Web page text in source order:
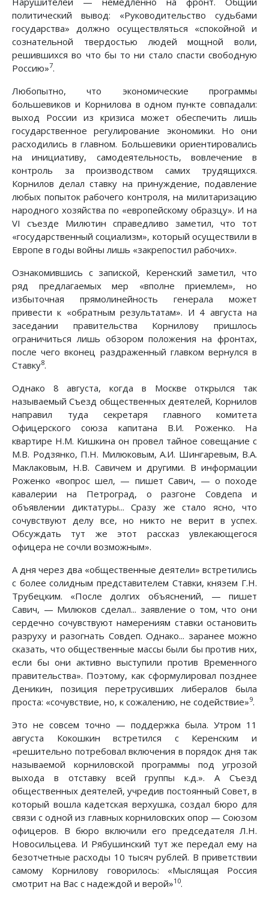
политический вывод: «Руководительство судьбами
государства» должно осуществляться «спокойной и
сознательной твердостью людей мощной воли,
решившихся во что бы то ни стало спасти свободную
Россию»7.
Любопытно, что экономические программы
большевиков и Корнилова в одном пункте совпадали:
выход России из кризиса может обеспечить лишь
государственное регулирование экономики. Но они
расходились в главном. Большевики ориентировались
на инициативу, самодеятельность, вовлечение в
контроль за производством самих трудящихся.
Корнилов делал ставку на принуждение, подавление
любых попыток рабочего контроля, на милитаризацию
народного хозяйства по «европейскому образцу». И на
VI съезде Милютин справедливо заметил, что тот
«государственный социализм», который осуществили в
Европе в годы войны лишь «закрепостил рабочих».
Ознакомившись с запиской, Керенский заметил, что
ряд предлагаемых мер «вполне приемлем», но
избыточная прямолинейность генерала может
привести к «обратным результатам». И 4 августа на
заседании правительства Корнилову пришлось
ограничиться лишь обзором положения на фронтах,
после чего вконец раздраженный главком вернулся в
Ставку8.
Однако 8 августа, когда в Москве открылся так
называемый Съезд общественных деятелей, Корнилов
направил туда секретаря главного комитета
Офицерского союза капитана В.И. Роженко. На
квартире Н.М. Кишкина он провел тайное совещание с
М.В. Родзянко, П.Н. Милюковым, А.И. Шингаревым, В.А.
Маклаковым, Н.В. Савичем и другими. В информации
Роженко «вопрос шел, — пишет Савич, — о походе
кавалерии на Петроград, о разгоне Совдепа и
объявлении диктатуры... Сразу же стало ясно, что
сочувствуют делу все, но никто не верит в успех.
Обсуждать тут же этот рассказ увлекающегося
офицера не сочли возможным».
А дня через два «общественные деятели» встретились
с более солидным представителем Ставки, князем Г.Н.
Трубецким. «После долгих объяснений, — пишет
Савич, — Милюков сделал... заявление о том, что они
сердечно сочувствуют намерениям ставки остановить
разруху и разогнать Совдеп. Однако... заранее можно
сказать, что общественные массы были бы против них,
если бы они активно выступили против Временного
правительства». Поэтому, как сформулировал позднее
Деникин, позиция перетрусивших либералов была
проста: «сочувствие, но, к сожалению, не содействие»9.
Это не совсем точно — поддержка была. Утром 11
августа Кокошкин встретился с Керенским и
«решительно потребовал включения в порядок дня так
называемой корниловской программы под угрозой
выхода в отставку всей группы к.д.». А Съезд
общественных деятелей, учредив постоянный Совет, в
который вошла кадетская верхушка, создал бюро для
связи с одной из главных корниловских опор — Союзом
офицеров. В бюро включили его председателя Л.Н.
Новосильцева. И Рябушинский тут же передал ему на
безотчетные расходы 10 тысяч рублей. В приветствии
самому Корнилову говорилось: «Мыслящая Россия
смотрит на Вас с надеждой и верой»10.